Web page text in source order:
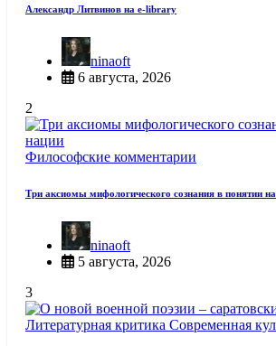
Александр Литвинов на e-library
ninaoft
6 августа, 2026
2
Философские комментарии
Три аксиомы мифологического сознания в понятии
ninaoft
5 августа, 2026
3
Литературная критика Современная